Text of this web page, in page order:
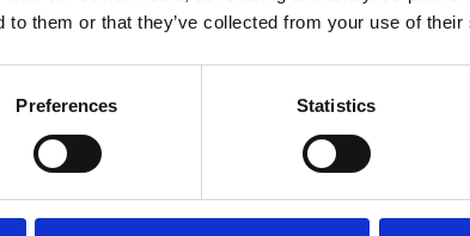
to them or that they’ve collected from your use of
Preferences Statistics